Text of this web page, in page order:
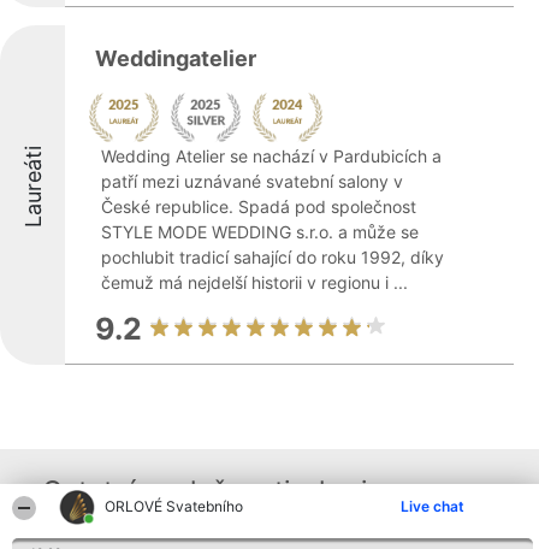
ORLOVÉ Svatebního Live chat
Laureáti
Weddingatelier
Wedding Atelier se nachází v Pardubicích a
patří mezi uznávané svatební salony v
České republice. Spadá pod společnost
STYLE MODE WEDDING s.r.o. a může se
pochlubit tradicí sahající do roku 1992, díky
čemuž má nejdelší historii v regionu i ...
9.2
Ostatní společnosti z kraje